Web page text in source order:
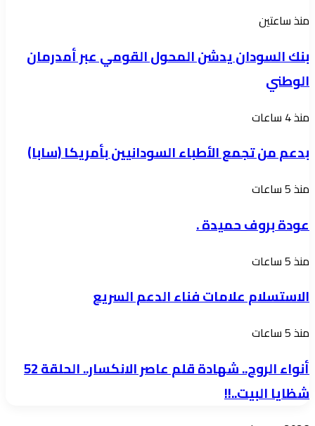
بنك
يدشن
المحول
عبر
أمدرمان
الوطني
منذ ساعتين
بنك السودان يدشن المحول القومي عبر أمدرمان
الوطني
بدعم
تجمع
بأمريكا
منذ 4 ساعات
بدعم من تجمع الأطباء السودانيين بأمريكا (سابا)
عودة
حميدة
منذ 5 ساعات
عودة بروف حميدة .
الاستسلام
فناء
منذ 5 ساعات
الاستسلام علامات فناء الدعم السريع
أنواء
شهادة
قلم
منذ 5 ساعات
أنواء الروح.. شهادة قلم عاصر الانكسار.. الحلقة 52
شظايا البيت..!!